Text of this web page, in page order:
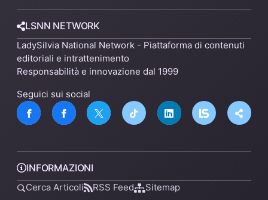
LSNN NETWORK
LadySilvia National Network - Piattaforma di contenuti
editoriali e intrattenimento
Responsabilità e innovazione dal 1999
Seguici sui social
INFORMAZIONI
Cerca Articoli RSS Feed Sitemap